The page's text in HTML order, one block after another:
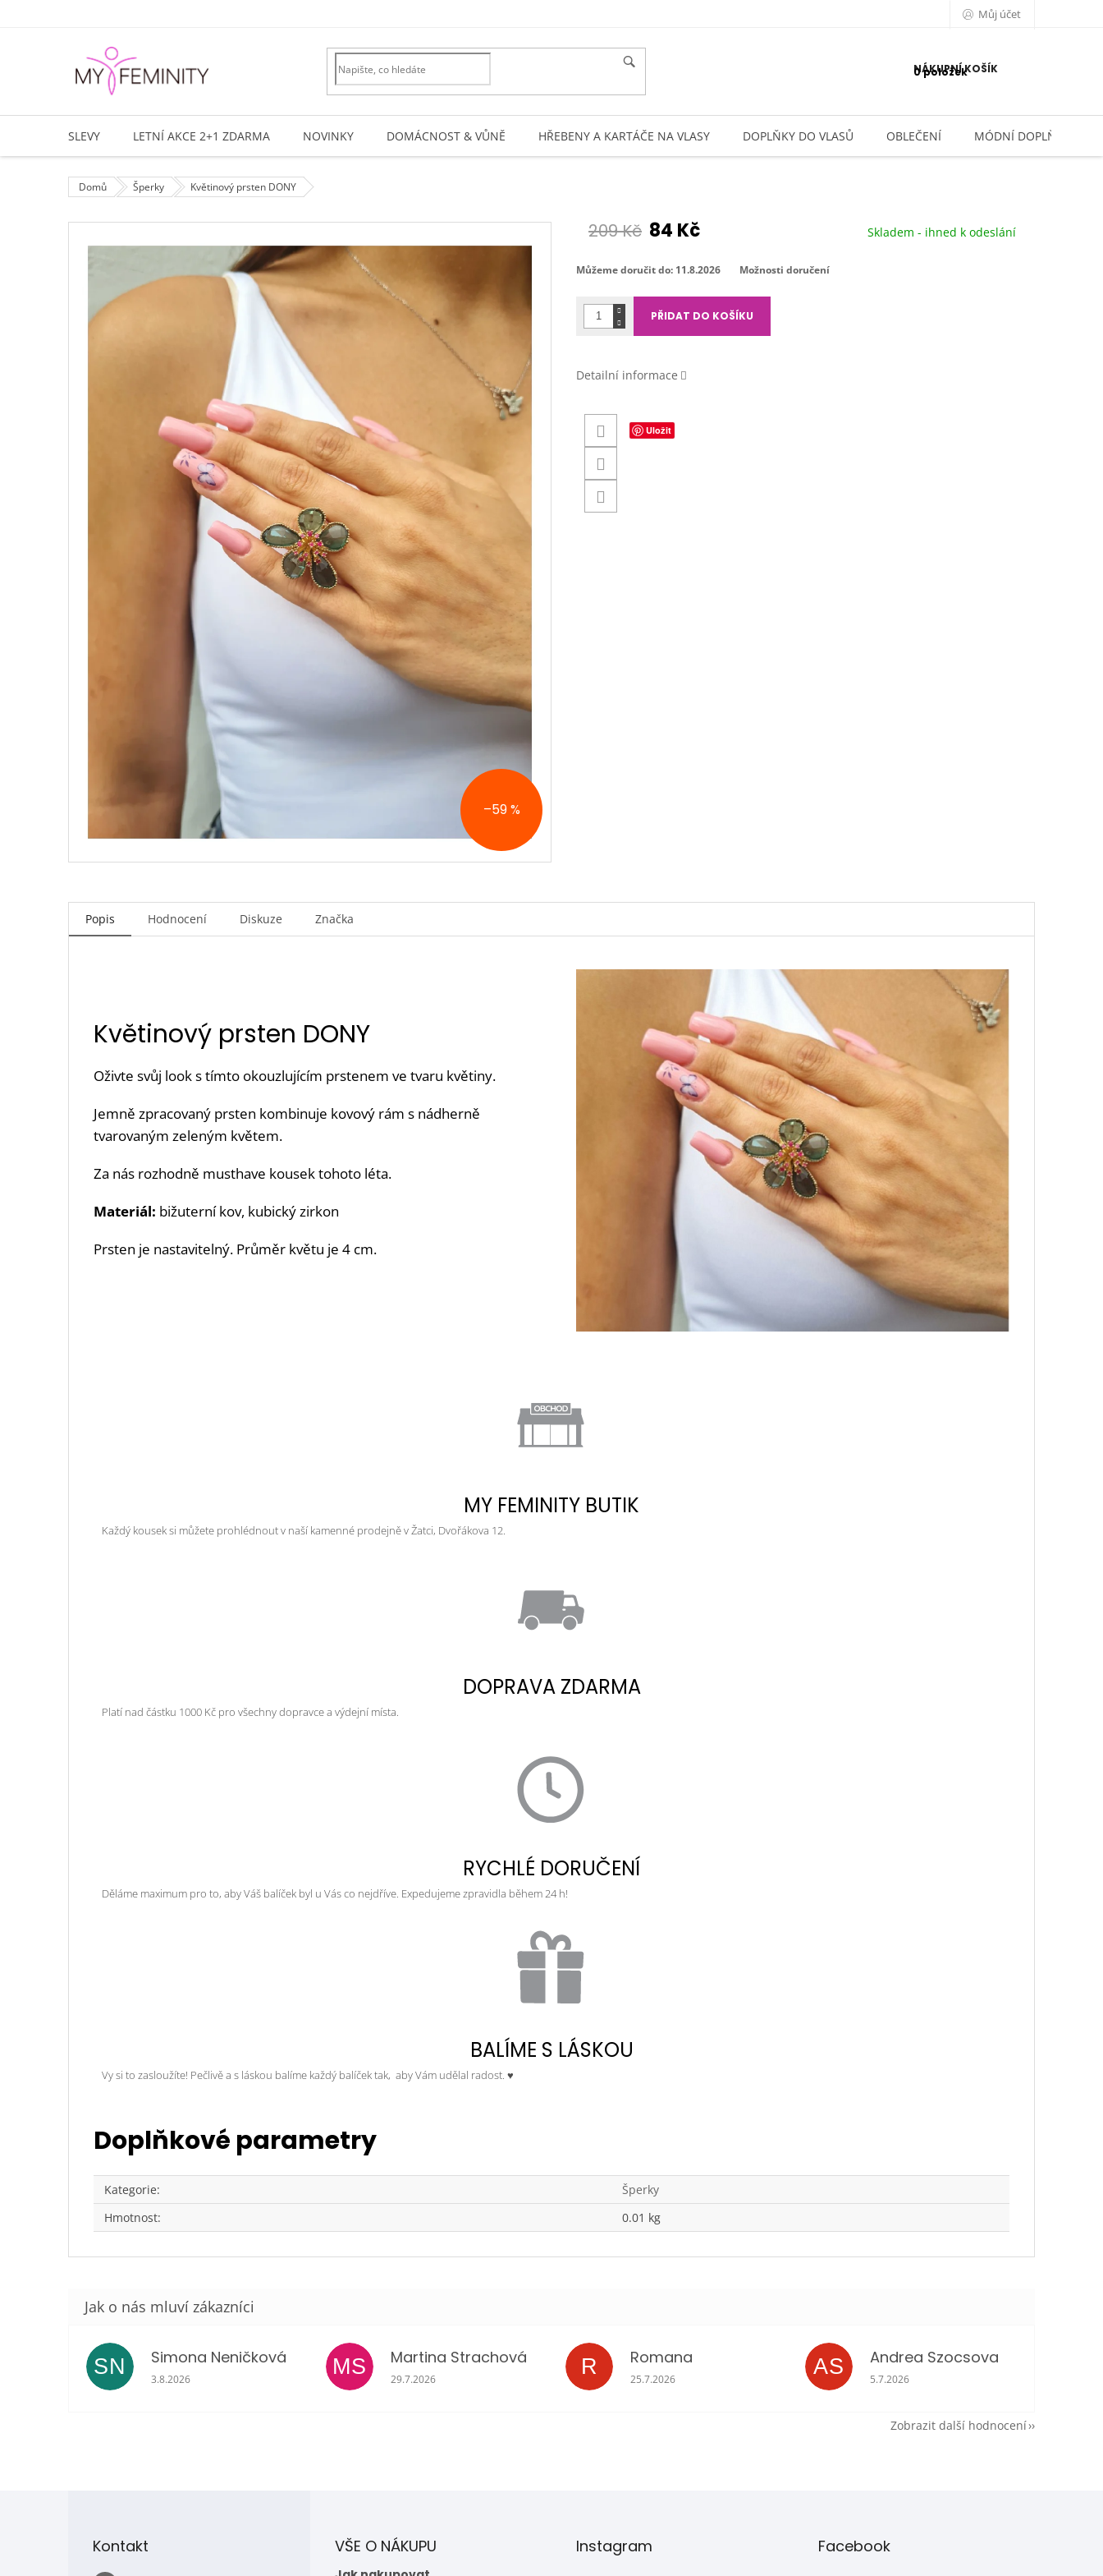
Můj účet
NÁKUPNÍ KOŠÍK
0 položek
SLEVY LETNÍ AKCE 2+1 ZDARMA NOVINKY DOMÁCNOST & VŮNĚ HŘEBENY A KARTÁČE NA VLASY DOPLŇKY DO VLASŮ OBLEČENÍ MÓDNÍ DOPLŇKY
Domů Šperky Květinový prsten DONY
–59 %
209 Kč 84 Kč
cena:
Skladem - ihned k odeslání
Můžeme doručit do: 11.8.2026 Možnosti doručení
PŘIDAT DO KOŠÍKU
Detailní informace
Uložit
Popis Hodnocení Diskuze Značka
Květinový prsten DONY
Oživte svůj look s tímto okouzlujícím prstenem ve tvaru květiny.
Jemně zpracovaný prsten kombinuje kovový rám s nádherně
tvarovaným zeleným květem.
Za nás rozhodně musthave kousek tohoto léta.
Materiál: bižuterní kov, kubický zirkon
Prsten je nastavitelný. Průměr květu je 4 cm.
MY FEMINITY BUTIK
Každý kousek si můžete prohlédnout v naší kamenné prodejně v Žatci, Dvořákova 12.
DOPRAVA ZDARMA
Platí nad částku 1000 Kč pro všechny dopravce a výdejní místa.
RYCHLÉ DORUČENÍ
Děláme maximum pro to, aby Váš balíček byl u Vás co nejdříve. Expedujeme zpravidla během 24 h!
BALÍME S LÁSKOU
Vy si to zasloužíte! Pečlivě a s láskou balíme každý balíček tak, aby Vám udělal radost. ♥
Doplňkové parametry
Kategorie:
Šperky
Hmotnost: 0.01 kg
SN Simona Neničková
Hodnocení obchodu je 5 z 5 hvězdiček.
3.8.2026
MS Martina Strachová
Hodnocení obchodu je 5 z 5 hvězdiček.
29.7.2026
R Romana
Hodnocení obchodu je 5 z 5 hvězdiček.
25.7.2026
AS Andrea Szocsova
Hodnocení obchodu je 5 z 5 hvězdiček.
5.7.2026
Zobrazit další hodnocení
Kontakt VŠE O NÁKUPU Instagram Facebook